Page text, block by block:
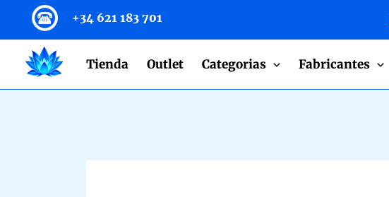
content
+34 621 183 701
Tienda Outlet Categorias Fabricantes